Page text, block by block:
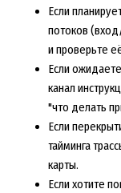
Если
потоков
и проверьте
Если
канал
"что делать
Если
тайминга
карты.
Если хотите